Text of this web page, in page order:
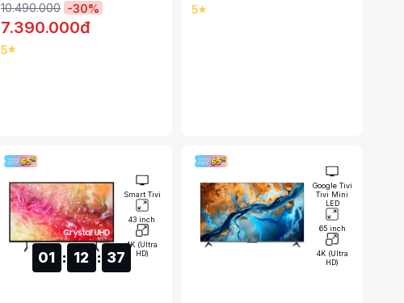
10.490.000 -30%
7.390.000đ
5
5
Smart Tivi
43 inch
4K (Ultra
HD)
01 : 12 : 36
Google Tivi
Tivi Mini
LED
65 inch
4K (Ultra
HD)